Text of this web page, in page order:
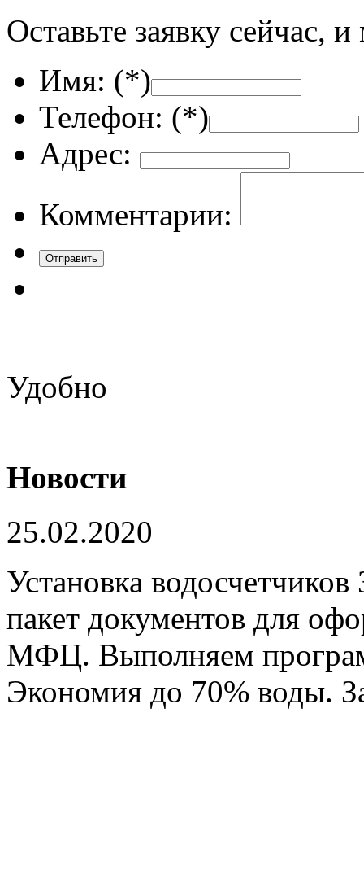
Оставьте заявку сейчас,
Имя: (*)
Телефон: (*)
Адрес:
Комментарии:
Удобно
Новости
25.02.2020
Установка
пакет документов для
МФЦ. Выполняем
Экономия до 70% воды.